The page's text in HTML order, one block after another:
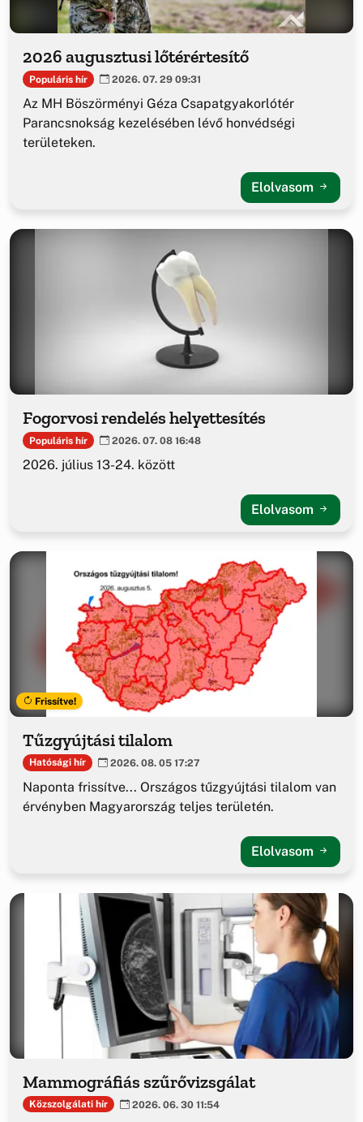
2026 augusztusi lőtérértesítő
Populáris hír 2026. 07. 29 09:31
Az MH Böszörményi Géza Csapatgyakorlótér
Parancsnokság kezelésében lévő honvédségi
területeken.
Elolvasom
Fogorvosi rendelés helyettesítés
Populáris hír 2026. 07. 08 16:48
2026. július 13-24. között
Elolvasom
Frissítve!
Tűzgyújtási tilalom
Hatósági hír 2026. 08. 05 17:27
Naponta frissítve... Országos tűzgyújtási tilalom van
érvényben Magyarország teljes területén.
Elolvasom
Mammográfiás szűrővizsgálat
Közszolgálati hír 2026. 06. 30 11:54